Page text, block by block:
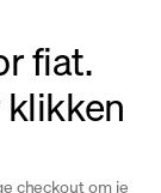
fiat.
klikken
checkout om je